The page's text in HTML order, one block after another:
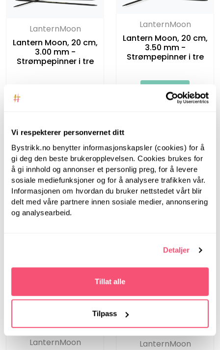
Vi respekterer personvernet ditt
Bystrikk.no benytter informasjonskapsler (cookies) for å
gi deg den beste brukeropplevelsen. Cookies brukes for
å gi innhold og annonser et personlig preg, for å levere
sosiale mediefunksjoner og for å analysere trafikken vår.
Informasjonen om hvordan du bruker nettstedet vårt blir
delt med våre partnere innen sosiale medier, annonsering
og analysearbeid.
Detaljer
Tillat alle
Tilpass
LanternMoon
Lantern Moon, 20 cm,
3.00 mm -
Strømpepinner i tre
LanternMoon
Lantern Moon, 20 cm,
3.50 mm -
Strømpepinner i tre
LanternMoon
Lantern Moon, 40 cm,
3.00 mm -
Rundpinner i tre
LanternMoon
Lantern Moon, 40 cm,
LanternMoon
LanternMoon